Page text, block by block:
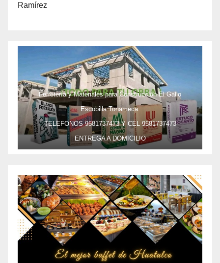
Ramírez
Ferretería y Materiales para Construcción El Gallo
Escobilla Tonameca.
TELEFONOS 9581737473 Y CEL 9581737473
ENTREGA A DOMICILIO